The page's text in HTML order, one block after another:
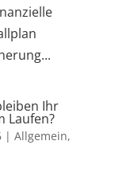
Ihr
Laufen?
| Allgemein,